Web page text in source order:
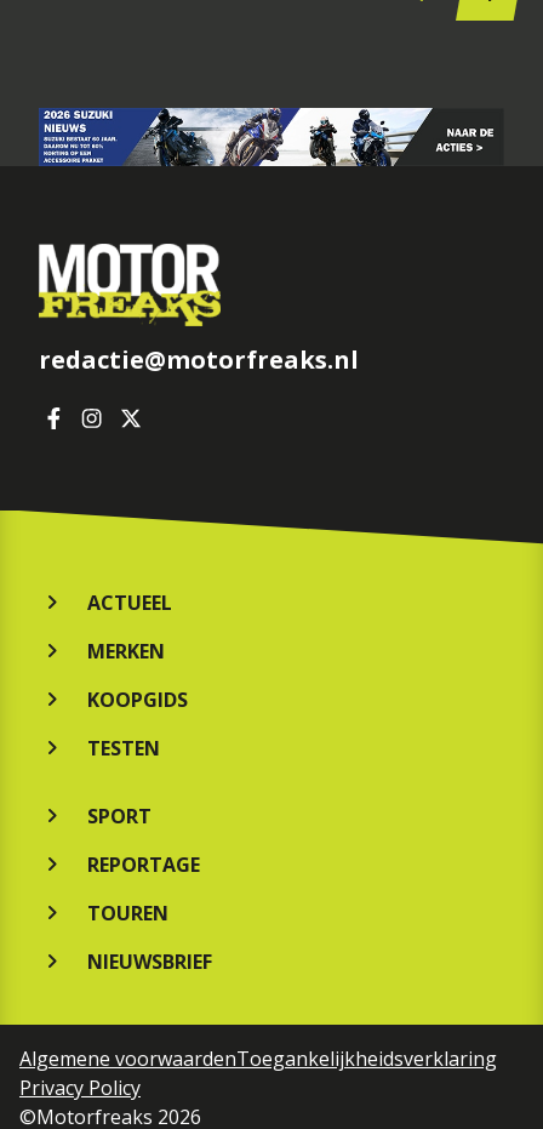
redactie@motorfreaks.nl
ACTUEEL
MERKEN
KOOPGIDS
TESTEN
SPORT
REPORTAGE
TOUREN
NIEUWSBRIEF
Algemene voorwaardenToegankelijkheidsverklaring
Privacy Policy
©Motorfreaks 2026